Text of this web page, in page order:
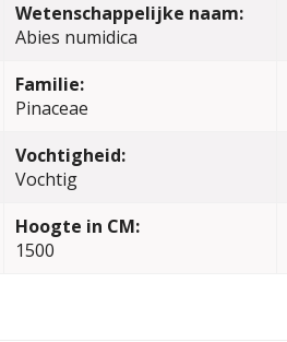
Wetenschappelijke naam:
Abies numidica
Familie:
Pinaceae
Vochtigheid:
Vochtig
Hoogte in CM:
1500